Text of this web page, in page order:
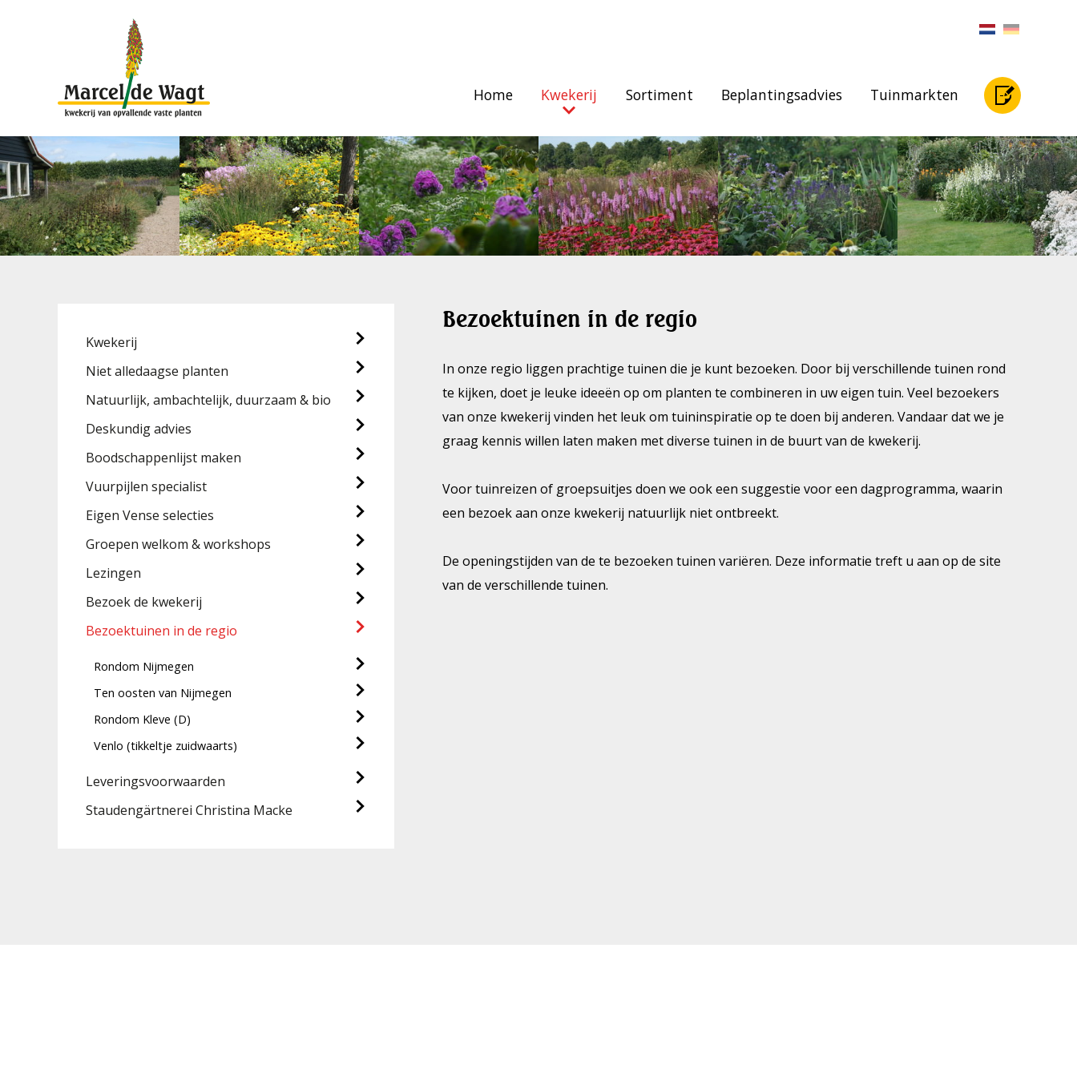
Home Kwekerij Sortiment Beplantingsadvies Tuinmarkten
Kwekerij
Niet alledaagse planten
Natuurlijk, ambachtelijk, duurzaam & bio
Deskundig advies
Boodschappenlijst maken
Vuurpijlen specialist
Eigen Vense selecties
Groepen welkom & workshops
Lezingen
Bezoek de kwekerij
Bezoektuinen in de regio
Rondom Nijmegen
Ten oosten van Nijmegen
Rondom Kleve (D)
Venlo (tikkeltje zuidwaarts)
Leveringsvoorwaarden
Staudengärtnerei Christina Macke
Bezoektuinen in de regio
In onze regio liggen prachtige tuinen die je kunt bezoeken. Door bij verschillende tuinen rond
te kijken, doet je leuke ideeën op om planten te combineren in uw eigen tuin. Veel bezoekers
van onze kwekerij vinden het leuk om tuininspiratie op te doen bij anderen. Vandaar dat we je
graag kennis willen laten maken met diverse tuinen in de buurt van de kwekerij.
Voor tuinreizen of groepsuitjes doen we ook een suggestie voor een dagprogramma, waarin
een bezoek aan onze kwekerij natuurlijk niet ontbreekt.
De openingstijden van de te bezoeken tuinen variëren. Deze informatie treft u aan op de site
van de verschillende tuinen.